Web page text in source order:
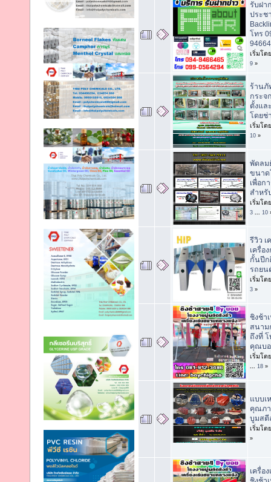
รับฝา
ประช
โทร
เริ่มโด
9 »
ร้าน
กระจ
ตั้งแล
โดยช่
เริ่มโด
10 »
พัดลม
ขนาด
เพื่อก
สำห
เริ่มโด
3 ... 10
รีวิว เ
เครื่อ
กั้นปีก
รถยน
เริ่มโด
3 »
ชิงช้า
สนาม
ถึงที่
คุณบ
เริ่มโด
... 18 »
แบบเ
คุณภา
บูมสตี
เริ่มโด
»
เครื่อ